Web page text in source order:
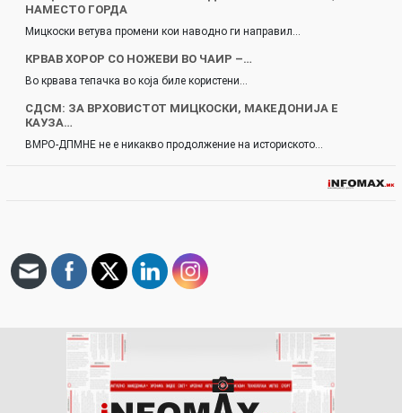
НАМЕСТО ГОРДА
Мицкоски ветува промени кои наводно ги направил…
КРВАВ ХОРОР СО НОЖЕВИ ВО ЧАИР –…
Во крвава тепачка во која биле користени…
СДСМ: ЗА ВРХОВИСТОТ МИЦКОСКИ, МАКЕДОНИЈА Е
КАУЗА…
ВМРО-ДПМНЕ не е никакво продолжение на историското…